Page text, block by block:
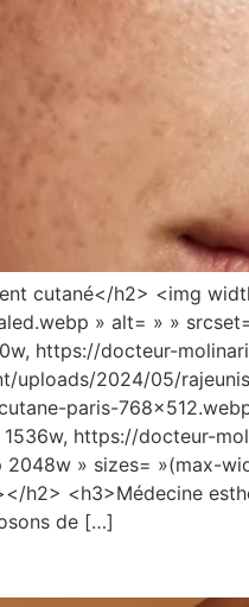
cutané</h2> <img
» alt= » »
https://docteur-
2024/05/
paris-
https://docteur-
» sizes= »(max-
h2> <h3>Médecine
de […]